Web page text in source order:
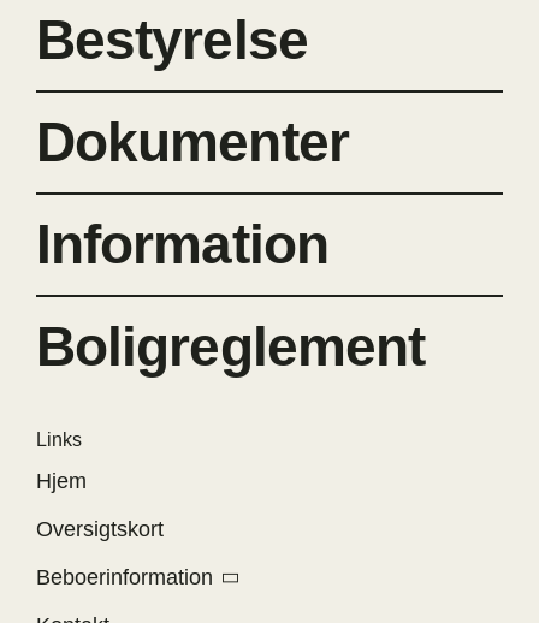
Bestyrelse
Dokumenter
Information
Boligreglement
Links
Hjem
Oversigtskort
Beboerinformation